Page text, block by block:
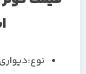
نوع:دیواری